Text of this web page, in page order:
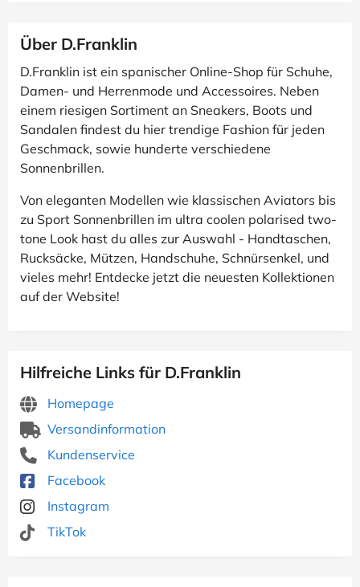
Über D.Franklin
D.Franklin ist ein spanischer Online-Shop für Schuhe,
Damen- und Herrenmode und Accessoires. Neben
einem riesigen Sortiment an Sneakers, Boots und
Sandalen findest du hier trendige Fashion für jeden
Geschmack, sowie hunderte verschiedene
Sonnenbrillen.
Von eleganten Modellen wie klassischen Aviators bis
zu Sport Sonnenbrillen im ultra coolen polarised two-
tone Look hast du alles zur Auswahl - Handtaschen,
Rucksäcke, Mützen, Handschuhe, Schnürsenkel, und
vieles mehr! Entdecke jetzt die neuesten Kollektionen
auf der Website!
Hilfreiche Links für D.Franklin
Homepage
Versandinformation
Kundenservice
Facebook
Instagram
TikTok